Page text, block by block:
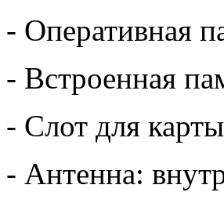
- Оперативная
- Встроенная
- Слот для
- Антенна: